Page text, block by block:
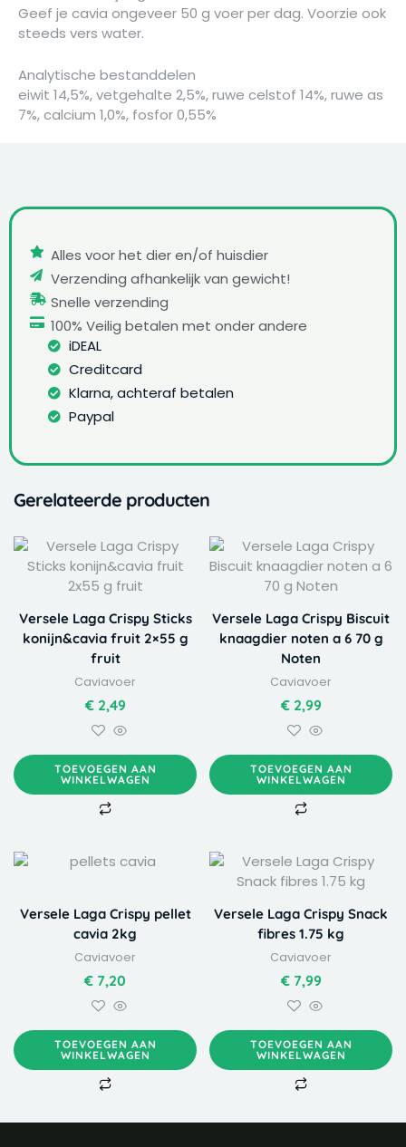
Geef je cavia ongeveer 50 g voer per dag. Voorzie ook
steeds vers water.
Analytische bestanddelen
eiwit 14,5%, vetgehalte 2,5%, ruwe celstof 14%, ruwe as
7%, calcium 1,0%, fosfor 0,55%
Alles voor het dier en/of huisdier
Verzending afhankelijk van gewicht!
Snelle verzending
100% Veilig betalen met onder andere
iDEAL
Creditcard
Klarna, achteraf betalen
Paypal
Gerelateerde producten
Versele Laga Crispy Sticks
konijn&cavia fruit 2×55 g
fruit
Caviavoer
€2,49
TOEVOEGEN AAN
WINKELWAGEN
Versele Laga Crispy Biscuit
knaagdier noten a 6 70 g
Noten
Caviavoer
€2,99
TOEVOEGEN AAN
WINKELWAGEN
Versele Laga Crispy pellet
cavia 2kg
Caviavoer
€ 7,20
TOEVOEGEN AAN
WINKELWAGEN
Versele Laga Crispy Snack
fibres 1.75 kg
Caviavoer
€7,99
TOEVOEGEN AAN
WINKELWAGEN